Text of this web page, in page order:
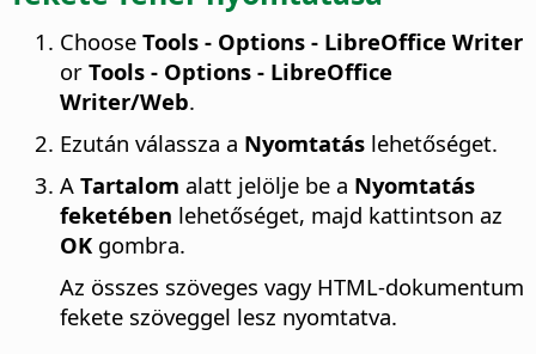
Choose Tools - Options - LibreOffice Writer
or Tools - Options - LibreOffice
Writer/Web.
Ezután válassza a Nyomtatás lehetőséget.
A Tartalom alatt jelölje be a Nyomtatás
feketében lehetőséget, majd kattintson az
OK gombra.
Az összes szöveges vagy HTML-dokumentum
fekete szöveggel lesz nyomtatva.